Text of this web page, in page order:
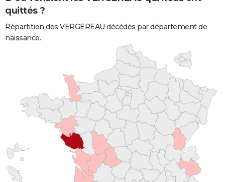
quittés ?
Répartition des VERGEREAU décédés par département de
naissance.